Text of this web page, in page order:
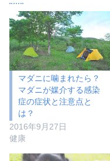
マダニに噛まれたら？
マダニが媒介する感染
症の症状と注意点と
は？
2016年9月27日
健康